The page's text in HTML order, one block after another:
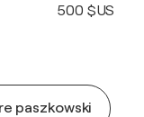
500 $US
paszkowski